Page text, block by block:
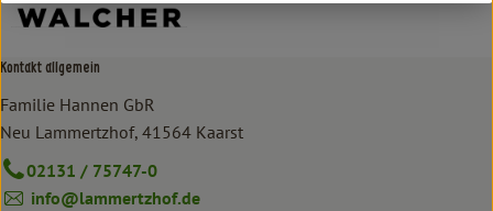
Kontakt allgemein
Familie Hannen GbR
Neu Lammertzhof, 41564 Kaarst
02131 / 75747-0
info@lammertzhof.de